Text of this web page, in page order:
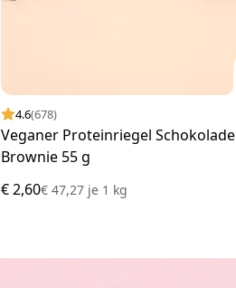
4.6(678)
Veganer Proteinriegel Schokolade
Brownie 55 g
€ 2,60€ 47,27 je 1 kg